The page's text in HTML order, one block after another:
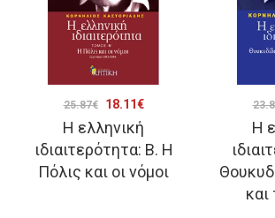
Η ελληνική
ιδιαιτερότητα: Β. Η
Πόλις και οι νόμοι
25.87€
Original
price
was:
25.87€.
18.11€Η
τρέχουσα
τιμή
είναι:
Η
και